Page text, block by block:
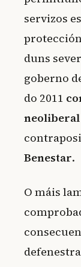
servizos
duns
goberno
do 2011
neoliberal
Benestar.
O máis